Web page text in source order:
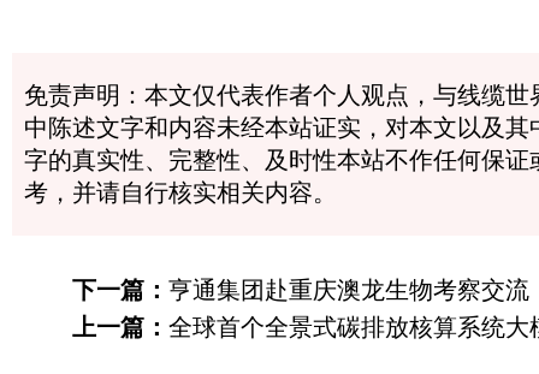
免责声明：本文仅代表作者个人观点，与线缆
中陈述文字和内容未经本站证实，对本文以及
字的真实性、完整性、及时性本站不作任何保
考，并请自行核实相关内容。
下一篇： 亨通集团赴重庆澳龙生物考察交流
上一篇： 全球首个全景式碳排放核算系统大